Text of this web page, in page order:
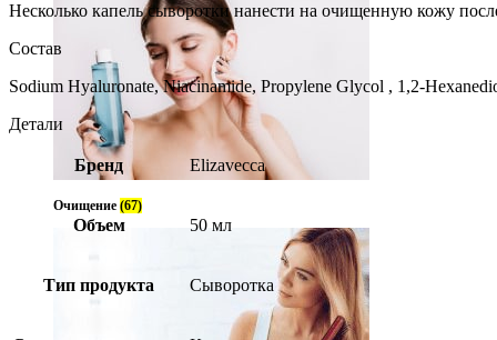
Очищение (67)
Несколько капель сыворотки нанести на очищенную кожу
Состав
Sodium Hyaluronate, Niacinamide, Propylene Glycol , 1,2-
Детали
Бренд Elizavecca
Объем 50 мл
Тип продукта Сыворотка